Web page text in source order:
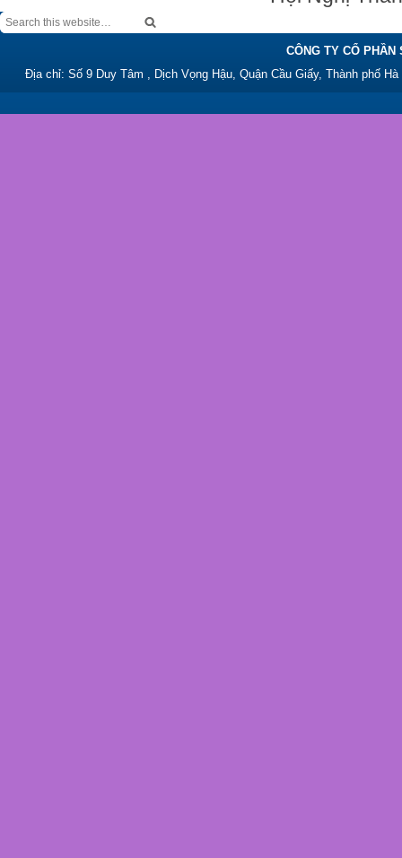
CÔNG TY CỔ
Địa chỉ: Số 9 Duy Tâm , Dịch Vọng Hậu, Quận Cầu Giấy, Thành phố